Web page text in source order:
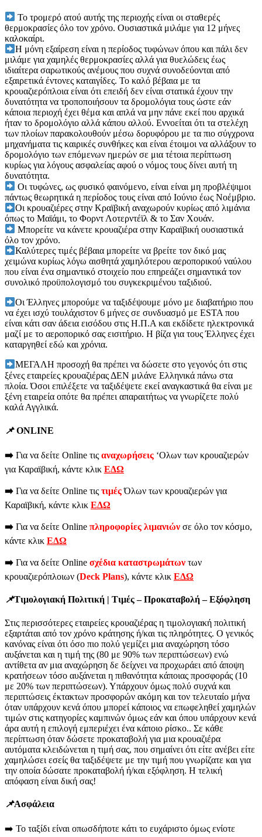
Το τρομερό ατού αυτής της περιοχής είναι οι σταθερές
θερμοκρασίες όλο τον χρόνο. Ουσιαστικά μιλάμε για 12 μήνες
καλοκαίρι.
Η μόνη εξαίρεση είναι η περίοδος τυφώνων όπου και πάλι δεν
μιλάμε για χαμηλές θερμοκρασίες αλλά για θυελώδεις έως
ιδιαίτερα σαρωτικούς ανέμους που συχνά συνοδεύονται από
εξαιρετικά έντονες καταιγίδες. Το καλό βέβαια με τα
κρουαζιερόπλοια είναι ότι επειδή δεν είναι στατικά έχουν την
δυνατότητα να τροποποιήσουν τα δρομολόγια τους ώστε εάν
κάποια περιοχή έχει θέμα και απλά να μην πάνε εκεί που αρχικά
ήταν το δρομολόγιο αλλά κάπου αλλού. Εννοείται ότι τα στελέχη
των πλοίων παρακολουθούν μέσω δορυφόρου με τα πιο σύγχρονα
μηχανήματα τις καιρικές συνθήκες και είναι έτοιμοι να αλλάξουν το
δρομολόγιο των επόμενων ημερών σε μια τέτοια περίπτωση
κυρίως για λόγους ασφαλείας αφού ο νόμος τους δίνει αυτή τη
δυνατότητα.
Οι τυφώνες, ως φυσικό φαινόμενο, είναι είναι μη προβλέψιμοι
πάντως θεωρητικά η περίοδος τους είναι από Ιούνιο έως Νοέμβριο.
Οι κρουαζιέρες στην Κραϊβική αναχωρούν κυρίως από λιμάνια
όπως το Μαϊάμι, το Φορντ Λοτερντέϊλ & το Σαν Χουάν.
Μπορείτε να κάνετε κρουαζιέρα στην Καραϊβική ουσιαστικά
όλο τον χρόνο.
Καλύτερες τιμές βέβαια μπορείτε να βρείτε τον δικό μας
χειμώνα κυρίως λόγω αισθητά χαμηλότερου αεροπορικού ναύλου
που είναι ένα σημαντικό στοιχείο που επηρεάζει σημαντικά τον
συνολικό προϋπολογισμό του συγκεκριμένου ταξιδιού.
Οι Έλληνες μπορούμε να ταξιδέψουμε μόνο με διαβατήριο που
να έχει ισχύ τουλάχιστον 6 μήνες σε συνδυασμό με ESTA που
είναι κάτι σαν άδεια εισόδου στις Η.Π.Α και εκδίδετε ηλεκτρονικά
μαζί με το αεροπορικό σας εισιτήριο. Η βίζα για τους Έλληνες έχει
καταργηθεί εδώ και χρόνια.
ΜΕΓΑΛΗ προσοχή θα πρέπει να δώσετε στο γεγονός ότι στις
ξένες εταιρείες κρουαζιέρας ΔΕΝ μιλάνε Ελληνικά πάνω στα
πλοία. Όσοι επιλέξετε να ταξιδέψετε εκεί αναγκαστικά θα είναι με
ξένη εταιρεία οπότε θα πρέπει απαραιτήτως να γνωρίζετε πολύ
καλά Αγγλικά.
📌ONLINE
➡️ Για να δείτε Online τις αναχωρήσεις ‘Ολων των κρουαζιερών
για Καραϊβική, κάντε κλικ ΕΔΩ
➡️ Για να δείτε Online τις τιμές Όλων των κρουαζιερών για
Καραϊβική, κάντε κλικ ΕΔΩ
➡️ Για να δείτε Online πληροφορίες λιμανιών σε όλο τον κόσμο,
κάντε κλικ ΕΔΩ
➡️ Για να δείτε Οnline σχέδια καταστρωμάτων των
κρουαζιερόπλοιων (Deck Plans), κάντε κλικ ΕΔΩ
📌Τιμολογιακή Πολιτική | Τιμές – Προκαταβολή – Εξόφληση
Στις περισσότερες εταιρείες κρουαζιέρας η τιμολογιακή πολιτική
εξαρτάται από τον χρόνο κράτησης ή/και τις πληρότητες. Ο γενικός
κανόνας είναι ότι όσο πιο πολύ γεμίζει μια αναχώρηση τόσο
αυξάνεται και η τιμή της (80 με 90% των περιπτώσεων) ενώ
αντίθετα αν μια αναχώρηση δε δείχνει να προχωράει από άποψη
κρατήσεων τόσο αυξάνεται η πιθανότητα κάποιας προσφοράς (10
με 20% των περιπτώσεων). Υπάρχουν όμως πολύ συχνά και
περιπτώσεις έκτακτων προσφορών ακόμη και τον τελευταίο μήνα
όταν υπάρχουν κενά όπου μπορεί κάποιος να επωφεληθεί χαμηλών
τιμών στις κατηγορίες καμπινών όμως εάν και όπου υπάρχουν κενά
άρα αυτή η επιλογή εμπεριέχει ένα κάποιο ρίσκο.. Σε κάθε
περίπτωση όταν δώσετε προκαταβολή για μια κρουαζιέρα
αυτόματα κλειδώνεται η τιμή σας, που σημαίνει ότι είτε ανέβει είτε
χαμηλώσει εσείς θα ταξιδέψετε με την τιμή που γνωρίζατε και για
την οποία δώσατε προκαταβολή ή/και εξόφληση. Η τελική
απόφαση είναι δική σας!
📌Ασφάλεια
➡️ Το ταξίδι είναι οπωσδήποτε κάτι το ευχάριστο όμως ενίοτε